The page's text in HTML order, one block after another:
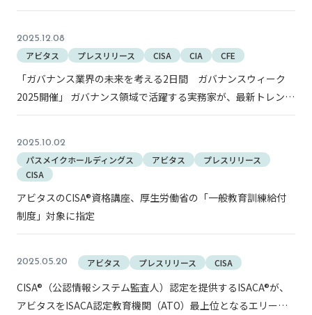
2025.12.08
アビタス プレスリリース CISA CIA CFE
「ガバナンス業界の未来を考える2日間 ガバナンスウィーク
2025開催」 ガバナンス領域で活躍する実務家が、最新トレンド
や未来に向けた取り組みを議論
2025.10.02
パスメイクホールディングス アビタス
プレスリリース
CISA
アビタスのCISA®資格講座、厚生労働省の「一般教育訓練給付
制度」対象に指定
2025.05.20 アビタス プレスリリース CISA
CISA®（公認情報システム監査人）認定を提供するISACA®が、
アビタスをISACA認定教育機関（ATO）最上位となるエリート